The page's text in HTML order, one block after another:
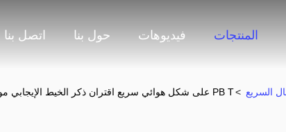
المنتجات فيديوهات حول بنا اتصل بنا
السريع >PB T على شكل هوائي سريع اقتران ذكر الخيط الإيجابي موصل الهواء المحملة